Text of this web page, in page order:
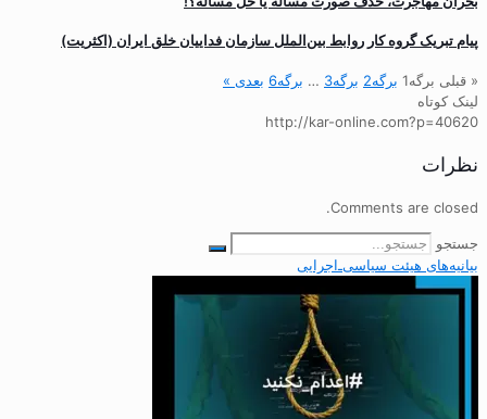
پیام تبریک گروه کار روابط بین‌الملل سازمان فداییان خلق ایران (اکثریت)
« قبلی برگه1 برگه2 برگه3
… برگه6 بعدی »
لینک کوتاه
http://kar-online.com?p=40620
نظرات
Comments are closed.
جستجو
بیانیه‌های هیئت‌ سیاسی‌ـ‌اجرایی